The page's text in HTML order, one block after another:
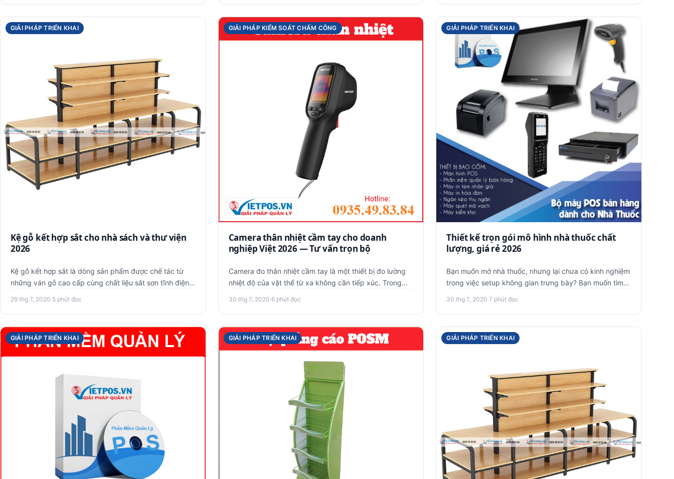
GIẢI PHÁP TRIỂN KHAI
Kệ gỗ kết hợp sắt cho nhà sách và thư viện
2026
Kệ gỗ kết hợp sắt là dòng sản phẩm được chế tác từ
những ván gỗ cao cấp cùng chất liệu sắt sơn tĩnh điện.
29 thg 7, 2020·5 phút đọc
GIẢI PHÁP KIỂM SOÁT CHẤM CÔNG
Camera thân nhiệt cầm tay cho doanh
nghiệp Việt 2026 — Tư vấn trọn bộ
Camera đo thân nhiệt cầm tay là một thiết bị đo lường
nhiệt độ của vật thể từ xa không cần tiếp xúc. Trong
30 thg 7, 2020·6 phút đọc
GIẢI PHÁP TRIỂN KHAI
Thiết kế trọn gói mô hình nhà thuốc chất
lượng, giá rẻ 2026
Bạn muốn mở nhà thuốc, nhưng lại chưa có kinh nghiệm
trong việc setup không gian trưng bày? Bạn muốn tìm
30 thg 7, 2020·7 phút đọc
GIẢI PHÁP TRIỂN KHAI GIẢI PHÁP TRIỂN KHAI GIẢI PHÁP TRIỂN KHAI